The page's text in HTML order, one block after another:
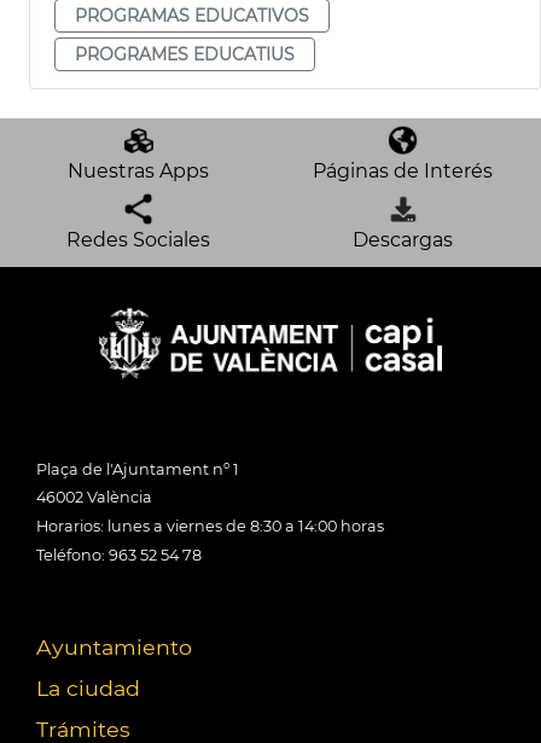
PROGRAMAS EDUCATIVOS
PROGRAMES EDUCATIUS
Nuestras Apps Páginas de Interés
Redes Sociales Descargas
Plaça de l'Ajuntament nº 1
46002 València
Horarios: lunes a viernes de 8:30 a 14:00 horas
Teléfono: 963 52 54 78
Ayuntamiento
La ciudad
Trámites